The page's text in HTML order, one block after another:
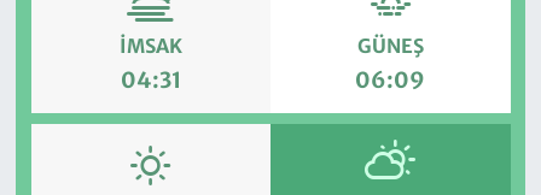
İMSAK
04:31
GÜNEŞ
06:09